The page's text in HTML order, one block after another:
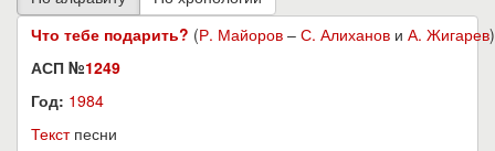
Что тебе подарить? (Р. Майоров – С. Алиханов и А. Жигарев)
АСП №1249
Год: 1984
Текстпесни